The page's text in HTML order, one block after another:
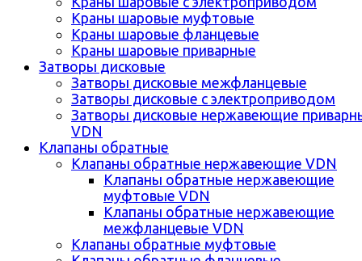
Краны шаровые муфтовые
Краны шаровые фланцевые
Краны шаровые приварные
Затворы дисковые
Затворы дисковые межфланцевые
Затворы дисковые с электроприводом
Затворы дисковые нержавеющие
VDN
Клапаны обратные
Клапаны обратные нержавеющие VDN
Клапаны обратные нержавеющие
муфтовые VDN
Клапаны обратные нержавеющие
межфланцевые VDN
Клапаны обратные муфтовые